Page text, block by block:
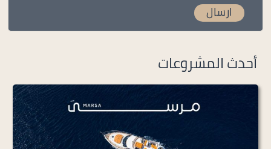
أحدث المشروعات